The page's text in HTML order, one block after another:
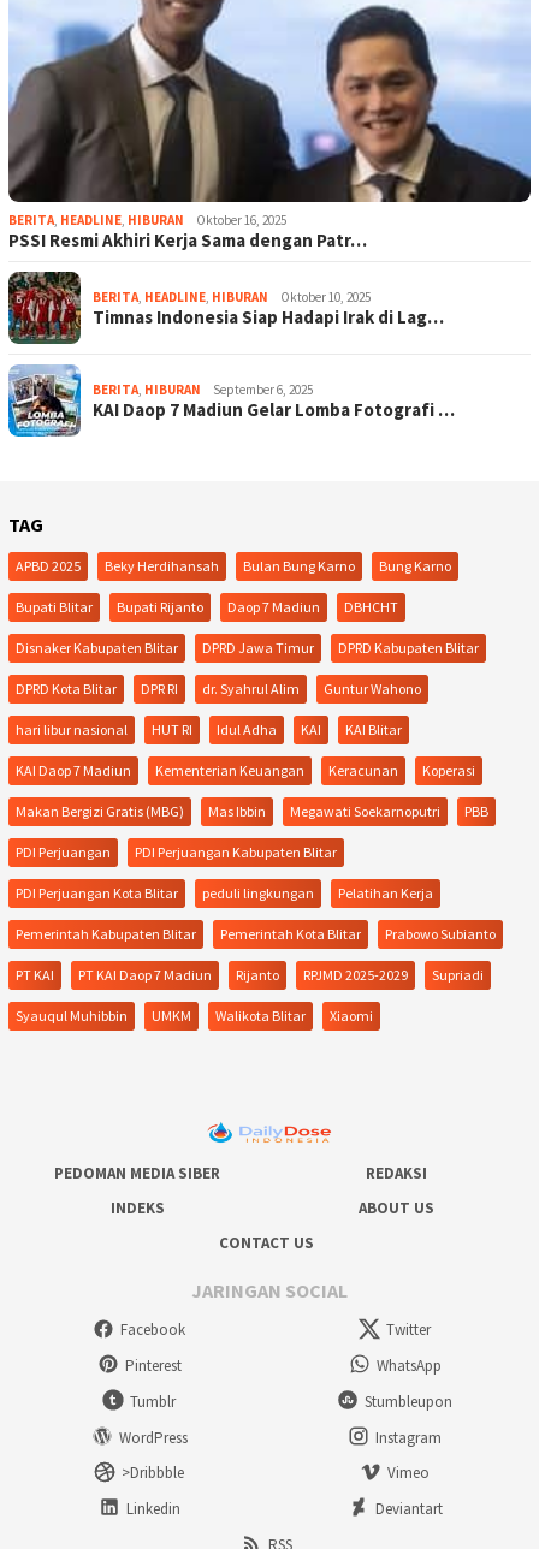
BERITA, HEADLINE, HIBURAN Oktober 16, 2025
PSSI Resmi Akhiri Kerja Sama dengan Patr…
BERITA, HEADLINE, HIBURAN Oktober 10, 2025
Timnas Indonesia Siap Hadapi Irak di Lag…
BERITA, HIBURAN September 6, 2025
KAI Daop 7 Madiun Gelar Lomba Fotografi …
TAG
APBD 2025 Beky Herdihansah Bulan Bung Karno Bung Karno
Bupati Blitar Bupati Rijanto Daop 7 Madiun DBHCHT
Disnaker Kabupaten Blitar DPRD Jawa Timur DPRD Kabupaten Blitar
DPRD Kota Blitar DPR RI dr. Syahrul Alim Guntur Wahono
hari libur nasional HUT RI Idul Adha KAI KAI Blitar
KAI Daop 7 Madiun Kementerian Keuangan Keracunan Koperasi
Makan Bergizi Gratis (MBG) Mas Ibbin Megawati Soekarnoputri PBB
PDI Perjuangan PDI Perjuangan Kabupaten Blitar
PDI Perjuangan Kota Blitar peduli lingkungan Pelatihan Kerja
Pemerintah Kabupaten Blitar Pemerintah Kota Blitar Prabowo Subianto
PT KAI PT KAI Daop 7 Madiun Rijanto RPJMD 2025-2029 Supriadi
Syauqul Muhibbin UMKM Walikota Blitar Xiaomi
PEDOMAN MEDIA SIBER
REDAKSI
INDEKS
ABOUT US
CONTACT US
JARINGAN SOCIAL
Facebook
Twitter
Pinterest
WhatsApp
Tumblr
Stumbleupon
WordPress
Instagram
>Dribbble
Vimeo
Linkedin
Deviantart
RSS